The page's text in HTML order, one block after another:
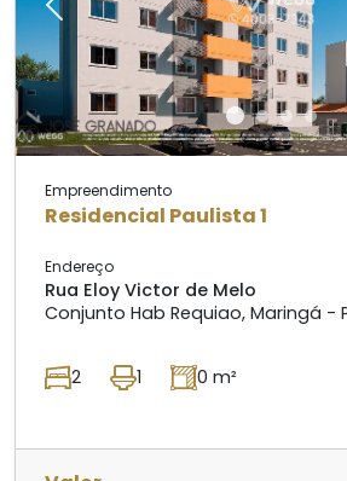
Previous
Empreendimento
Residencial Paulista 1
Endereço
Rua Eloy Victor de Melo
Conjunto Hab Requiao, Maringá -
2 1 0 m²